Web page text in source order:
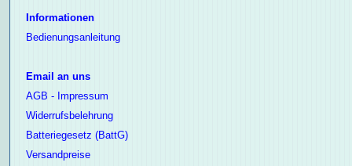
Informationen
Bedienungsanleitung
Email an uns
AGB - Impressum
Widerrufsbelehrung
Batteriegesetz (BattG)
Versandpreise